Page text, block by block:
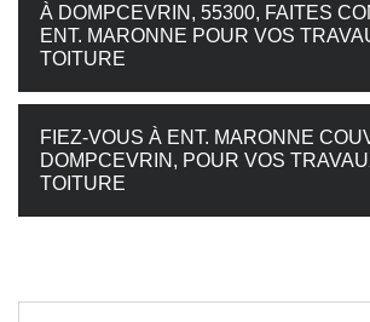
À DOMPCEVRIN, 55300, FAITES
ENT. MARONNE POUR VOS
TOITURE
FIEZ-VOUS À ENT. MARONNE
DOMPCEVRIN, POUR VOS
TOITURE